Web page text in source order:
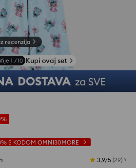
recenzija
1 /10 Kupi ovaj set
S KODOM OMNI30MORE
3,9/5 (29)